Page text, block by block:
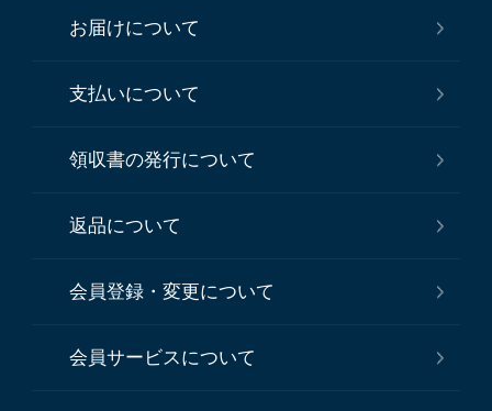
お届けについて
支払いについて
領収書の発行について
返品について
会員登録・変更について
会員サービスについて